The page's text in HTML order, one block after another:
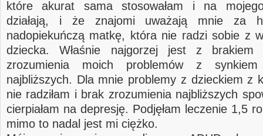
które akurat sama stosowałam i na
działają, i że znajomi uważają mnie za
nadopiekuńczą matkę, która nie radzi sobie z
dziecka. Właśnie najgorzej jest z brakiem
zrozumienia moich problemów z
najbliższych. Dla mnie problemy z dzieckiem z
nie radziłam i brak zrozumienia najbliższych
cierpiałam na depresję. Podjęłam leczenie 1,5
mimo to nadal jest mi ciężko.